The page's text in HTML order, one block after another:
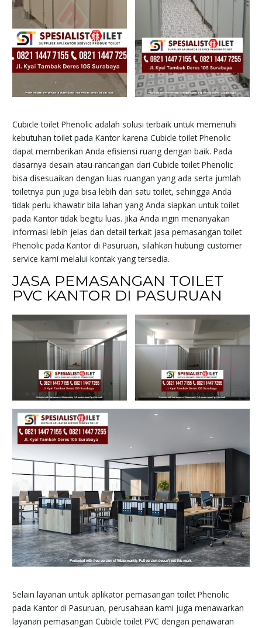
Cubicle toilet Phenolic adalah solusi terbaik untuk memenuhi
kebutuhan toilet pada Kantor karena Cubicle toilet Phenolic
dapat memberikan Anda efisiensi ruang dengan baik. Pada
dasarnya desain atau rancangan dari Cubicle toilet Phenolic
bisa disesuaikan dengan luas ruangan yang ada serta jumlah
toiletnya pun juga bisa lebih dari satu toilet, sehingga Anda
tidak perlu khawatir bila lahan yang Anda siapkan untuk toilet
pada Kantor tidak begitu luas. Jika Anda ingin menanyakan
informasi lebih jelas dan detail terkait jasa pemasangan toilet
Phenolic pada Kantor di Pasuruan, silahkan hubungi customer
service kami melalui kontak yang tersedia.
JASA PEMASANGAN TOILET
PVC KANTOR DI PASURUAN
Selain layanan untuk aplikator pemasangan toilet Phenolic
pada Kantor di Pasuruan, perusahaan kami juga menawarkan
layanan pemasangan Cubicle toilet PVC dengan penawaran